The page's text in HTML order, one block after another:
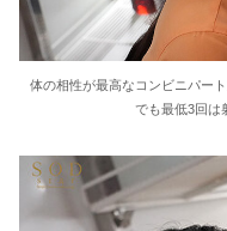
体の相性が最高なコンビニパー
でも最低3回は